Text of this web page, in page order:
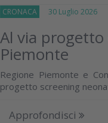
CRONACA 30 Luglio 2026
Al via
Piemonte
Regione Piemonte e
progetto screening
Approfondisci